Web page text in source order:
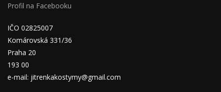
Profil na Facebooku
IČO 02825007
Komárovská 331/36
Praha 20
193 00
e-mail: jitrenkakostymy@gmail.com